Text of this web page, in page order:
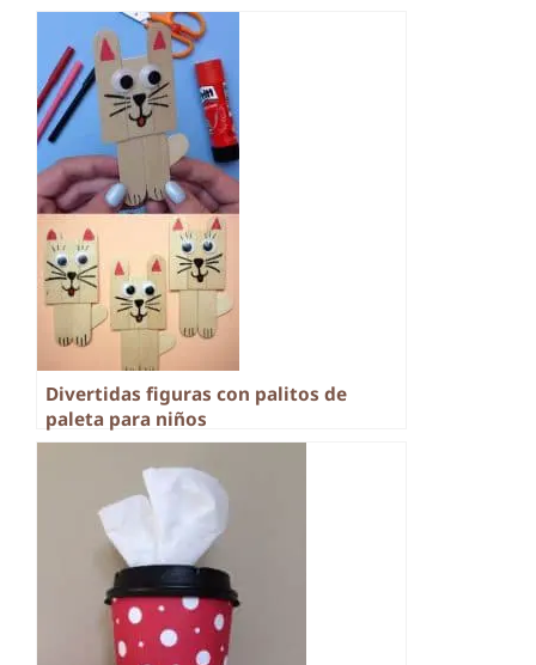
Divertidas figuras con palitos de
paleta para niños